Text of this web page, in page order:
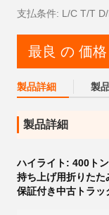
支払条件: L/C T/T
最良 の 価
製品詳細 製
製品詳細
ハイライト: 400ト
持ち上げ用折りたた
保証付き中古トラッ